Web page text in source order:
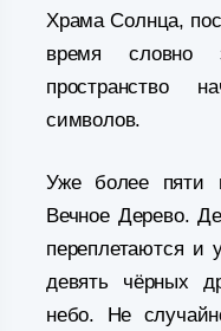
Храма Солнца,
время словно
пространство
символов.
Уже более пяти
Вечное Дерево.
переплетаются и
девять чёрных
небо. Не